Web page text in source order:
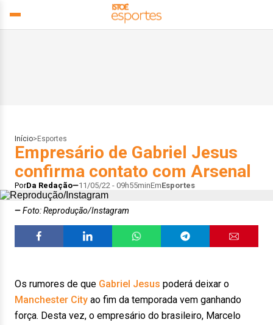
Início> Esportes
Empresário de Gabriel Jesus
confirma contato com Arsenal
PorDa Redação 11/05/22 - 09h55minEmEsportes
Foto: Reprodução/Instagram
Os rumores de que Gabriel Jesus poderá deixar o
Manchester City ao fim da temporada vem ganhando
força. Desta vez, o empresário do brasileiro, Marcelo